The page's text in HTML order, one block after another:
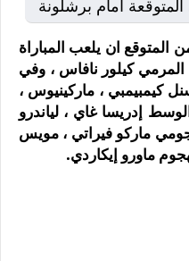
امام برشلونة
المتوقع ان يلعب المباراة
كيلور نافاس ، وفي
كيمبيمبي ، ماركينيوس ،
إدريسا غاي ، لياندرو
ماركو فيراتي ، مويس
ماورو إيكاردي.